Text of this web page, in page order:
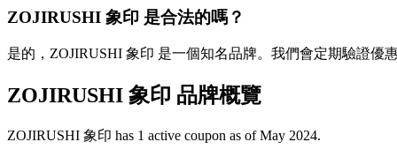
ZOJIRUSHI 象印 是合法的嗎？
是的，ZOJIRUSHI 象印 是一個知名品牌。我們會定期驗證優
ZOJIRUSHI 象印 品牌概覽
ZOJIRUSHI 象印 has 1 active coupon as of May 2024.